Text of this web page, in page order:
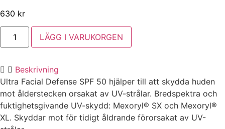
630 kr
Skinceuticals
ULTRA
FACIAL
mängd
LÄGG I VARUKORGEN
Beskrivning
Ultra Facial Defense SPF 50 hjälper till att skydda huden
mot ålderstecken orsakat av UV-strålar. Bredspektra och
fuktighetsgivande UV-skydd: Mexoryl® SX och Mexoryl®
XL. Skyddar mot för tidigt åldrande förorsakat av UV-